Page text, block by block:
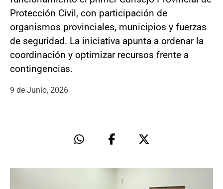
Protección Civil, con participación de
organismos provinciales, municipios y fuerzas
de seguridad. La iniciativa apunta a ordenar la
coordinación y optimizar recursos frente a
contingencias.
9 de Junio, 2026